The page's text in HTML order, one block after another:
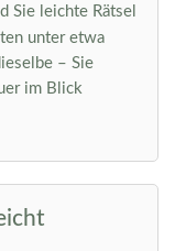
Sie leichte Rätsel
unter etwa
– Sie
im Blick